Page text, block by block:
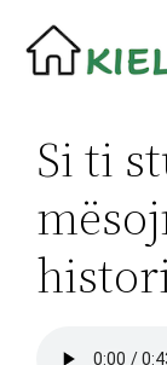
Siirry
sisältöön
Si ti